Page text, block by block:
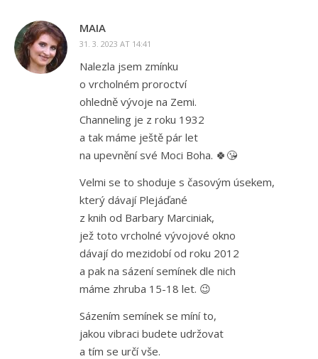
MAIA
31. 3. 2023 AT 14:41
Nalezla jsem zmínku
o vrcholném proroctví
ohledně vývoje na Zemi.
Channeling je z roku 1932
a tak máme ještě pár let
na upevnění své Moci Boha. 🍀😘
Velmi se to shoduje s časovým úsekem,
který dávají Plejáďané
z knih od Barbary Marciniak,
jež toto vrcholné vývojové okno
dávají do mezidobí od roku 2012
a pak na sázení semínek dle nich
máme zhruba 15-18 let. 😉
Sázením semínek se míní to,
jakou vibraci budete udržovat
a tím se určí vše.